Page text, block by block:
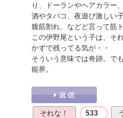
り、ドーランやヘアカラー
酒やタバコ、夜遊び激しい
腹筋割れ、などど言って筋
この伊野尾という子は、そ
かずで残ってる気が・・
そういう意味では奇跡。で
能界。
それな！ 533